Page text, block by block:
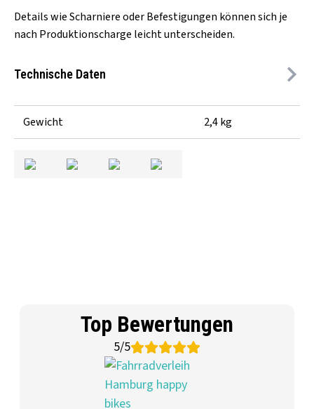
Details wie Scharniere oder Befestigungen können sich je
nach Produktionscharge leicht unterscheiden.
Technische Daten
Gewicht 2,4 kg
Top Bewertungen
5/5